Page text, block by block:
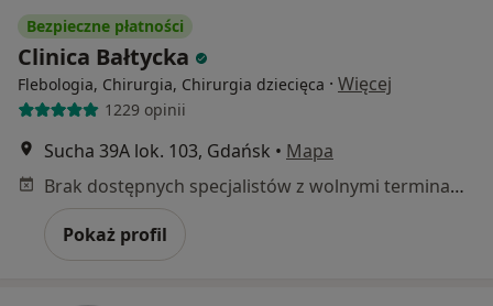
Bezpieczne płatności
Clinica Bałtycka
Flebologia, Chirurgia, Chirurgia dziecięca · Więcej
1229 opinii
Sucha 39A lok. 103, Gdańsk • Mapa
Brak dostępnych specjalistów z wolnymi terminami w tym centrum medycznym.
Pokaż profil